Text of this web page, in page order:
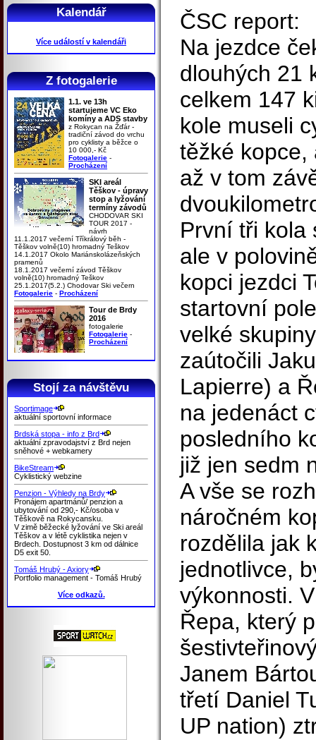
Kalendář
Více událostí v kalendáři
Z fotogalerie
1.1. ve 13h
startujeme VC Eko
komíny a ADS stavby
z Rokycan na Žďár -
tradiční závod do vrchu
pro cyklisty a běžce o
10 000,- Kč
Fotogalerie -
Procházení
SKI areál
Těškov - úpravy
stop a lyžování
termíny závodů
CHODOVAR SKI
TOUR 2017 -
návrh
11.1.2017 večerní Tříkrálový běh -
Těškov volně(10) hromadný Teškov
14.1.2017 Okolo Mariánskolázeňských
pramenů
18.1.2017 večerní závod Těškov
volně(10) hromadný Teškov
25.1.2017(5.2.) Chodovar Ski večern
Fotogalerie - Procházení
Tour de Brdy
2016
fotogalerie
Fotogalerie -
Procházení
Stojí za návštěvu
Sportimage
aktuální sportovní informace
Brdská stopa - info z Brd
aktuální zpravodajství z Brd nejen
sněhové + webkamery
BikeStream
Cyklistický webzine
Penzion - Výhledy na Brdy
Pronájem apartmánů/ penzion a
ubytování od 290,- Kč/osoba v
Těškově na Rokycansku.
V zimě běžecké lyžování ve Ski areál
Těškov a v létě cyklistika nejen v
Brdech. Dostupnost 3 km od dálnice
D5 exit 50.
Tomáš Hrubý - Axiory
Portfolio management - Tomáš Hrubý
Více odkazů.
ČSC report:
Na jezdce
dlouhých 21
celkem 147
kole museli
těžké kopce,
až v tom
První tři kola
ale v
kopci jezdci
startovní
velké
zaútočili
Lapierre) a
na jedenáct
posledního
již jen sedm
A vše se
náročném
rozdělila jak
jednotlivce,
výkonnosti.
Řepa, který
Janem
třetí Daniel
UP nation)